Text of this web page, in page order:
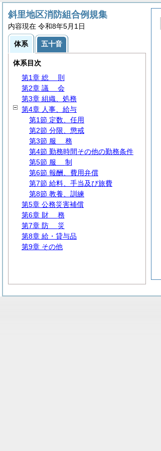
斜里地区消防組合例規集
内容現在 令和8年5月1日
体系 五十音
体系目次
第1章 総 則
第2章 議 会
第3章 組織、処務
第4章 人事、給与
第1節 定数、任用
第2節 分限、懲戒
第3節 服 務
第4節 勤務時間その他の勤務条件
第5節 服 制
第6節 報酬、費用弁償
第7節 給料、手当及び旅費
第8節 教養、訓練
第5章 公務災害補償
第6章 財 務
第7章 防 災
第8章 給・貸与品
第9章 その他